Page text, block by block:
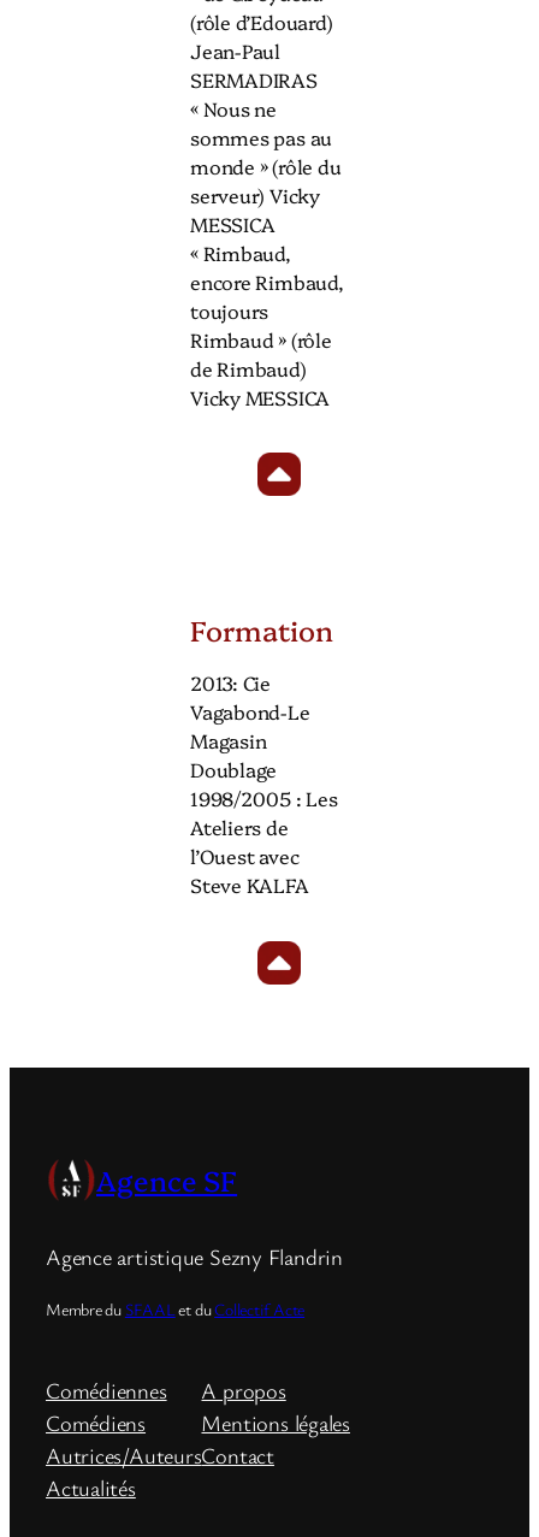
(rôle d’Edouard)
Jean-Paul
SERMADIRAS
« Nous ne
sommes pas au
monde » (rôle du
serveur) Vicky
MESSICA
« Rimbaud,
encore Rimbaud,
toujours
Rimbaud » (rôle
de Rimbaud)
Vicky MESSICA
Formation
2013: Cie
Vagabond-Le
Magasin
Doublage
1998/2005 : Les
Ateliers de
l’Ouest avec
Steve KALFA
Agence SF
Agence artistique Sezny Flandrin
Membre du SFAAL et duCollectif Acte
Comédiennes
Comédiens
Autrices/Auteurs
Actualités
A propos
Mentions légales
Contact